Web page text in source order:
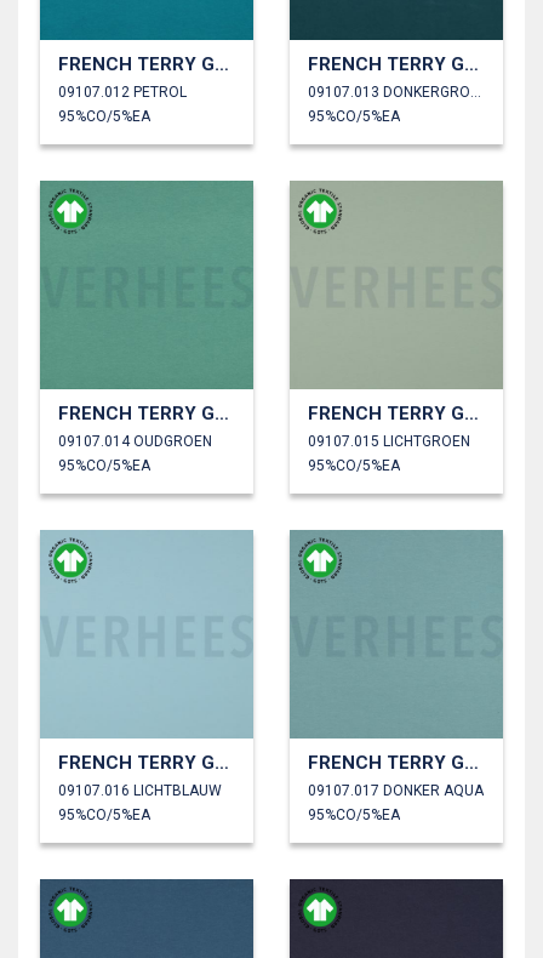
FRENCH TERRY GOTS
09107.012 PETROL
95%CO/5%EA
FRENCH TERRY GOTS
09107.013 DONKERGROEN
95%CO/5%EA
FRENCH TERRY GOTS
09107.014 OUDGROEN
95%CO/5%EA
FRENCH TERRY GOTS
09107.015 LICHTGROEN
95%CO/5%EA
FRENCH TERRY GOTS
09107.016 LICHTBLAUW
95%CO/5%EA
FRENCH TERRY GOTS
09107.017 DONKER AQUA
95%CO/5%EA